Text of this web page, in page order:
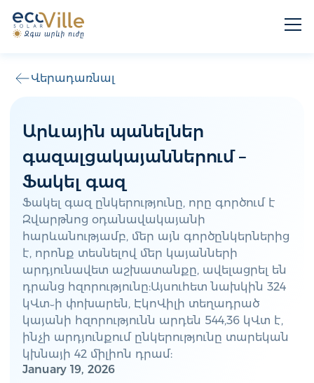
Վերադառնալ
Արևային պանելներ
գազալցակայաններում –
Ֆակել գազ
Ֆակել գազ ընկերությունը, որը գործում է
Զվարթնոց օդանավակայանի
հարևանությամբ, մեր այն գործընկերներից
է, որոնք տեսնելով մեր կայանների
արդյունավետ աշխատանքը, ավելացրել են
դրանց հզորությունը:Այսուհետ նախկին 324
կՎտ֊ի փոխարեն, ԷկոՎիլի տեղադրած
կայանի հզորությունն արդեն 544,36 կՎտ է,
ինչի արդյունքում ընկերությունը տարեկան
կխնայի 42 միլիոն դրամ:
January 19, 2026